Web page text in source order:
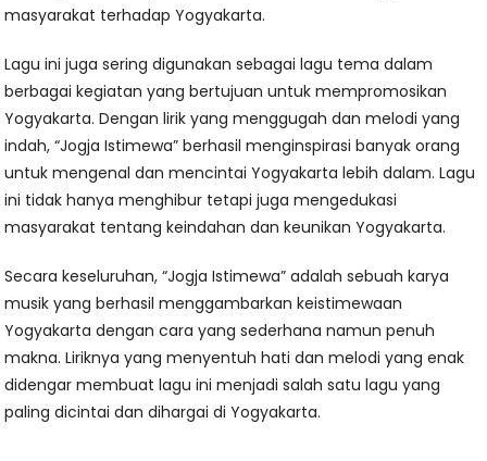
masyarakat terhadap Yogyakarta.
Lagu ini juga sering digunakan sebagai lagu tema dalam
berbagai kegiatan yang bertujuan untuk mempromosikan
Yogyakarta. Dengan lirik yang menggugah dan melodi yang
indah, “Jogja Istimewa” berhasil menginspirasi banyak orang
untuk mengenal dan mencintai Yogyakarta lebih dalam. Lagu
ini tidak hanya menghibur tetapi juga mengedukasi
masyarakat tentang keindahan dan keunikan Yogyakarta.
Secara keseluruhan, “Jogja Istimewa” adalah sebuah karya
musik yang berhasil menggambarkan keistimewaan
Yogyakarta dengan cara yang sederhana namun penuh
makna. Liriknya yang menyentuh hati dan melodi yang enak
didengar membuat lagu ini menjadi salah satu lagu yang
paling dicintai dan dihargai di Yogyakarta.